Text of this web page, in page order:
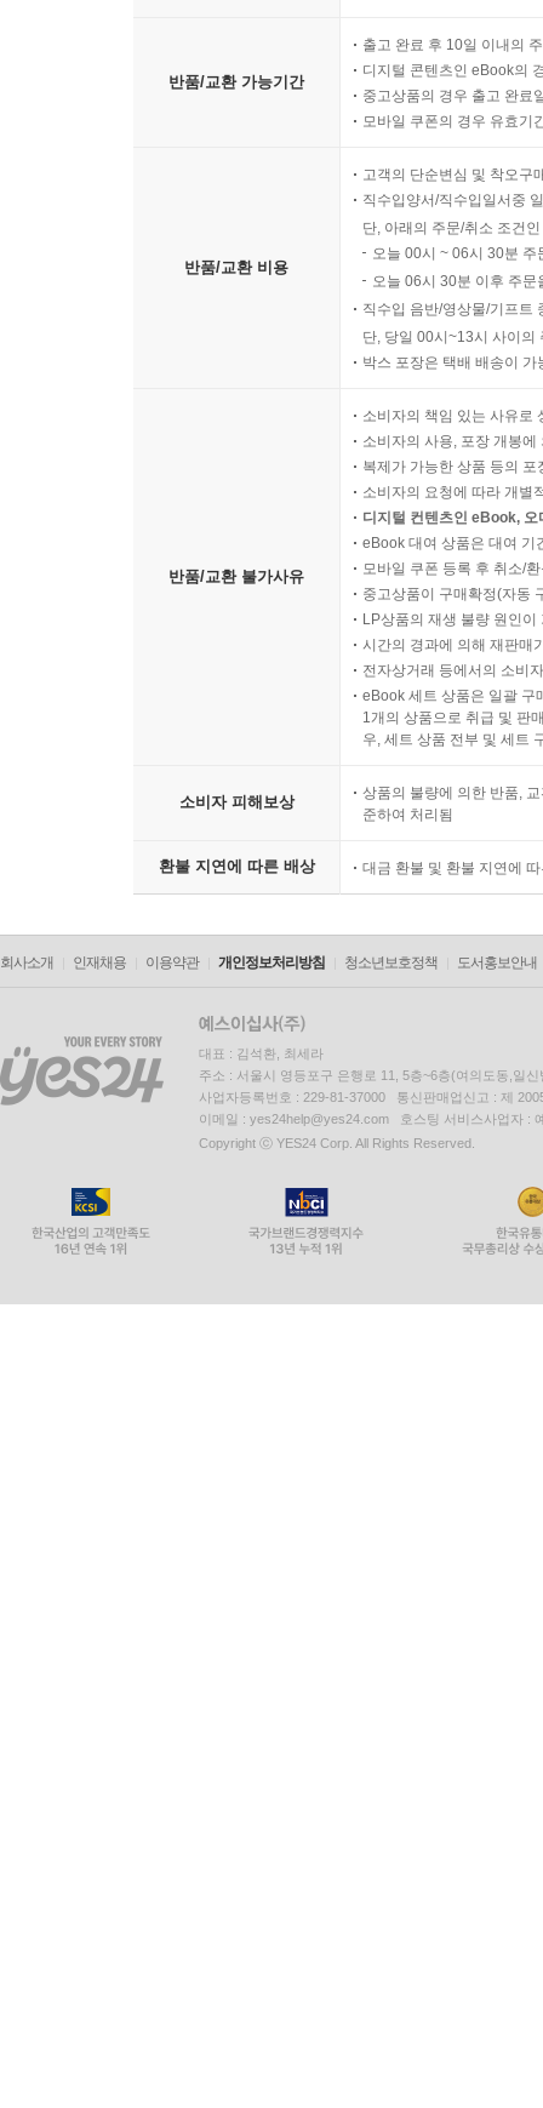
반품/교환 가능기간
출고 완료 후 10일 이내의
디지털 콘텐츠인 eBook의
중고상품의 경우 출고 완료
모바일 쿠폰의 경우 유효기
반품/교환 비용
고객의 단순변심 및 착오구
직수입양서/직수입일서중
단, 아래의 주문/취소 조건
오늘 00시 ~ 06시 30분
오늘 06시 30분 이후 주
직수입 음반/영상물/기프트
단, 당일 00시~13시 사이의
박스 포장은 택배 배송이
반품/교환 불가사유
소비자의 책임 있는 사유로
소비자의 사용, 포장 개봉
복제가 가능한 상품 등의
소비자의 요청에 따라 개별
디지털 컨텐츠인 eBook,
eBook 대여 상품은 대여 기
모바일 쿠폰 등록 후 취소/
중고상품이 구매확정(자동
LP상품의 재생 불량 원인
시간의 경과에 의해 재판매
전자상거래 등에서의 소비
eBook 세트 상품은 일괄 구
1개의 상품으로 취급 및 판
우, 세트 상품 전부 및 세트
소비자 피해보상
상품의 불량에 의한 반품,
준하여 처리됨
환불 지연에 따른 배상 대금 환불 및 환불 지연에
회사소개 인재채용 이용약관 개인정보처리방침 청소년보호정책 도서홍보안내
대표 : 김석환, 최세라
주소 : 서울시 영등포구 은행로 11, 5층~6층(여의도동,일신
사업자등록번호 : 229-81-37000 통신판매업신고 : 제
이메일 : yes24help@yes24.com 호스팅 서비스사업자 :
Copyright ⓒ YES24 Corp. All Rights Reserved.